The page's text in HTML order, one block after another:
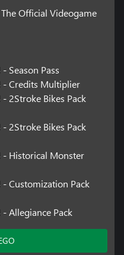
Official Videogame
Season Pass
- Credits Multiplier
2Stroke Bikes Pack
2Stroke Bikes Pack
- Historical Monster
Customization Pack
Allegiance Pack